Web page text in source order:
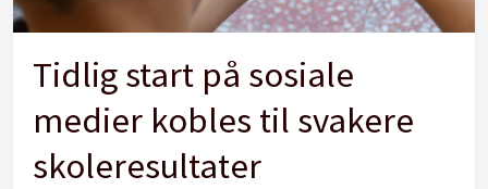
Tidlig start på sosiale
medier kobles til svakere
skoleresultater